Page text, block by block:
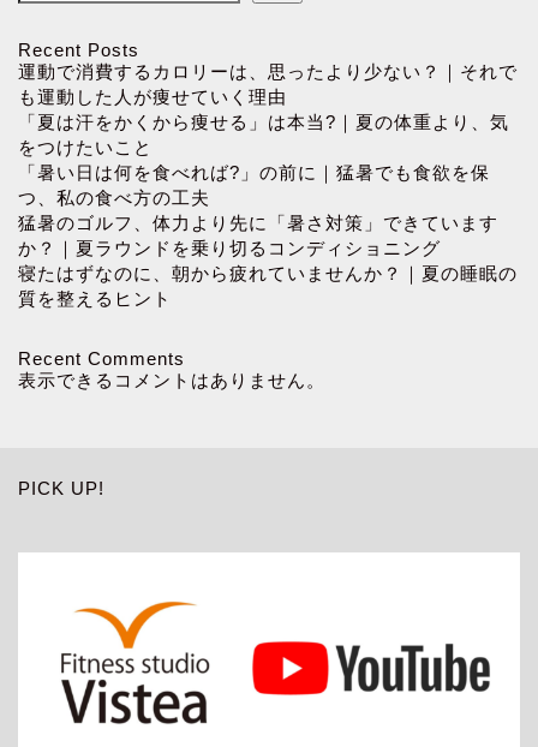
Recent Posts
運動で消費するカロリーは、思ったより少ない？｜それで
も運動した人が痩せていく理由
「夏は汗をかくから痩せる」は本当?｜夏の体重より、気
をつけたいこと
「暑い日は何を食べれば?」の前に｜猛暑でも食欲を保
つ、私の食べ方の工夫
猛暑のゴルフ、体力より先に「暑さ対策」できています
か？｜夏ラウンドを乗り切るコンディショニング
寝たはずなのに、朝から疲れていませんか？｜夏の睡眠の
質を整えるヒント
Recent Comments
表示できるコメントはありません。
PICK UP!